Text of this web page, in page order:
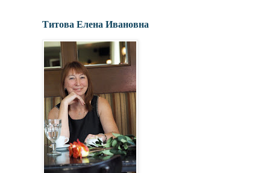
Титова Елена Ивановна